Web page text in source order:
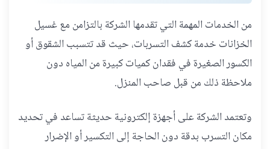
من الخدمات المهمة التي تقدمها الشركة بالتزامن مع غسيل
الخزانات خدمة كشف التسربات، حيث قد تتسبب الشقوق أو
الكسور الصغيرة في فقدان كميات كبيرة من المياه دون
ملاحظة ذلك من قبل صاحب المنزل.
وتعتمد الشركة على أجهزة إلكترونية حديثة تساعد في تحديد
مكان التسرب بدقة دون الحاجة إلى التكسير أو الإضرار